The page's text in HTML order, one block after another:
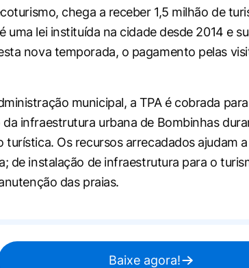
chega a receber 1,5 milhão de
uma lei instituída na cidade desde 2014 e
nova temporada, o pagamento pelas
municipal, a TPA é cobrada
infraestrutura urbana de Bombinhas
turística. Os recursos arrecadados ajudam
de instalação de infraestrutura para o
das praias.
Baixe agora!